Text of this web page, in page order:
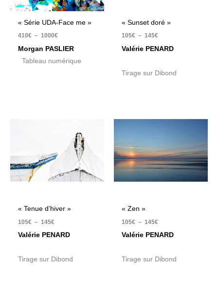
« Série UDA-Face me »
410€ – 1000€
Morgan PASLIER
Tableau numérique
« Sunset doré »
105€ – 145€
Valérie PENARD
Tirage sur Dibond
« Tenue d’hiver »
105€ – 145€
Valérie PENARD
Tirage sur Dibond
« Zen »
105€ – 145€
Valérie PENARD
Tirage sur Dibond